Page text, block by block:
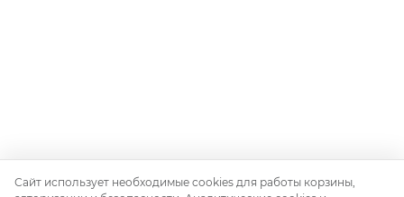
Сайт использует необходимые cookies для работы корзины,